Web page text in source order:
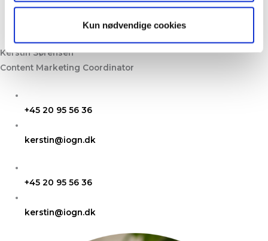
Kun nødvendige cookies
Kerstin Sørensen
Content Marketing Coordinator
+45 20 95 56 36
kerstin@iogn.dk
+45 20 95 56 36
kerstin@iogn.dk